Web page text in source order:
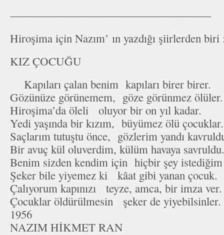
—————————————————–
Hiroşima için Nazım’ ın yazdığı şiirlerden biri
KIZ ÇOCUĞU
Kapıları çalan benim kapıları birer birer.
Gözünüze görünemem, göze görünmez
Hiroşima’da öleli oluyor bir on yıl kadar.
Yedi yaşında bir kızım, büyümez ölü
Saçlarım tutuştu önce, gözlerim yandı
Bir avuç kül oluverdim, külüm havaya
Benim sizden kendim için hiçbir şey
Şeker bile yiyemez ki kâat gibi yanan çocuk.
Çalıyorum kapınızı teyze, amca, bir imza
Çocuklar öldürülmesin şeker de
1956
NAZIM HİKMET RAN